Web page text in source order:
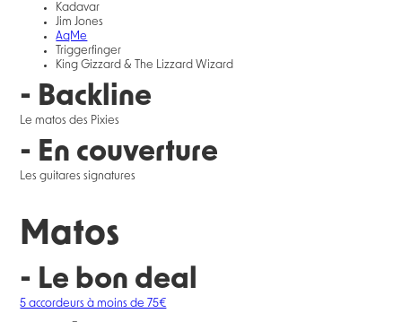
Kadavar
Jim Jones
AqMe
Triggerfinger
King Gizzard & The Lizzard Wizard
- Backline
Le matos des Pixies
- En couverture
Les guitares signatures
Matos
- Le bon deal
5 accordeurs à moins de 75€